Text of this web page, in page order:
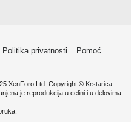
Politika privatnosti
Pomoć
XenForo Ltd. Copyright © Krstarica
je reprodukcija u celini i u delovima